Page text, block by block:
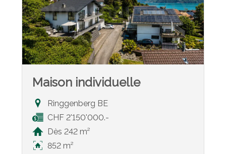
Maison individuelle
Ringgenberg BE
CHF 2'150'000.-
Dès 242 m²
852 m²